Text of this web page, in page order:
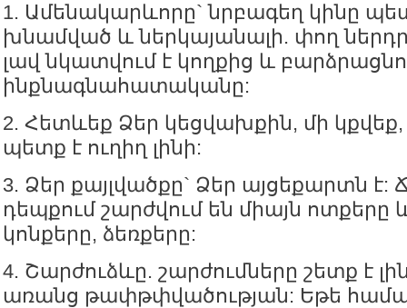
1. Ամենակարևորը` նրբագեղ կինը
խնամված և ներկայանալի. փող
լավ նկատվում է կողքից և
ինքնագնահատականը:
2. Հետևեք Ձեր կեցվախքին, մի կքվեք,
պետք է ուղիղ լինի:
3. Ձեր քայլվածքը` Ձեր այցեքարտն է:
դեպքում շարժվում են միայն ոտքերը
կոնքերը, ձեռքերը:
4. Շարժուձևը. շարժումները շետք է
առանց թափթփվածության: Եթե